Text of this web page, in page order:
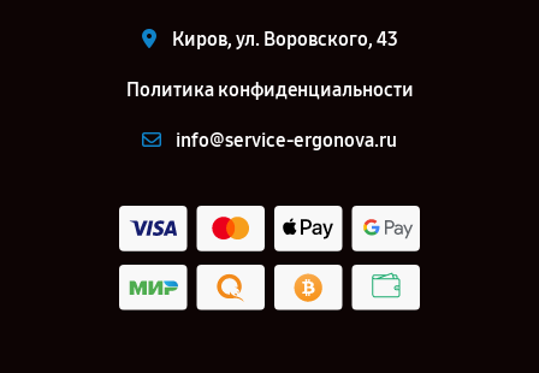
Киров, ул. Воровского, 43
Политика конфиденциальности
info@service-ergonova.ru